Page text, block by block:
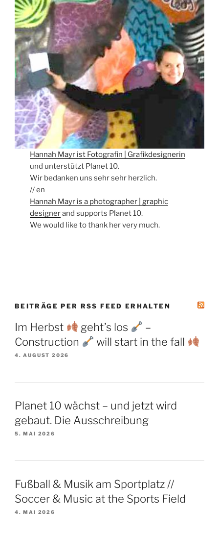
Hannah Mayr ist Fotografin | Grafikdesignerin
und unterstützt Planet 10.
Wir bedanken uns sehr sehr herzlich.
// en
Hannah Mayr is a photographer | graphic
designerand supports Planet 10.
We would like to thank her very much.
BEITRÄGE PER RSS FEED ERHALTEN
Im Herbst geht’s los
–
Construction
will start in the fall
4. AUGUST 2026
Planet 10 wächst – und jetzt wird
gebaut. Die Ausschreibung
5. MAI 2026
Fußball & Musik am Sportplatz //
Soccer & Music at the Sports Field
4. MAI 2026